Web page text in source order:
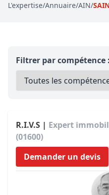
L'expertise/Annuaire/AIN/
Filtrer par compétence :
R.I.V.S | Expert
(01600)
Demander un devis